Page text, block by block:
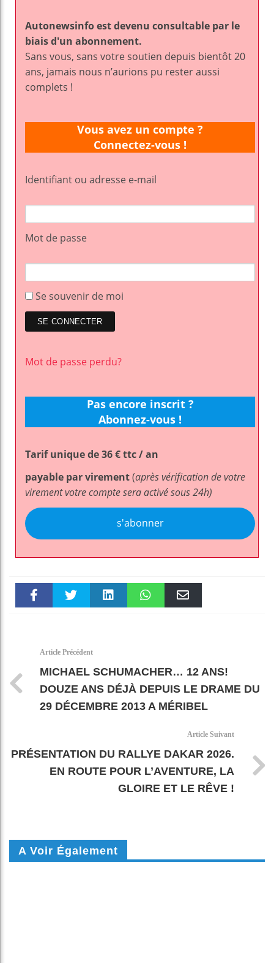
Autonewsinfo est devenu consultable par le
biais d'un abonnement.
Sans vous, sans votre soutien depuis bientôt 20
ans, jamais nous n’aurions pu rester aussi
complets !
Vous avez un compte ?
Connectez-vous !
Identifiant ou adresse e-mail
Mot de passe
Se souvenir de moi
Mot de passe perdu?
Pas encore inscrit ?
Abonnez-vous !
Tarif unique de 36 € ttc / an
payable par virement(après vérification de votre
virement votre compte sera activé sous 24h)
s'abonner
Article Précédent
MICHAEL SCHUMACHER… 12 ANS!
DOUZE ANS DÉJÀ DEPUIS LE DRAME DU
29 DÉCEMBRE 2013 A MÉRIBEL
Article Suivant
PRÉSENTATION DU RALLYE DAKAR 2026.
EN ROUTE POUR L’AVENTURE, LA
GLOIRE ET LE RÊVE !
A Voir Également